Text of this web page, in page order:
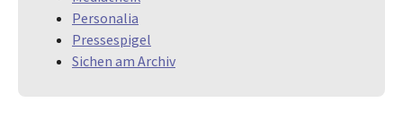
Personalia
Pressespigel
Sichen am Archiv